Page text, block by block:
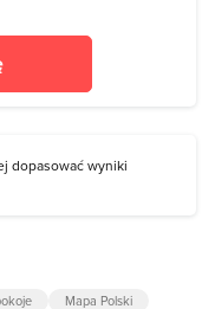
dopasować wyniki
Mapa Polski